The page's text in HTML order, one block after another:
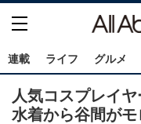
連載 ライフ グルメ
人気コスプレイ
水着から谷間が